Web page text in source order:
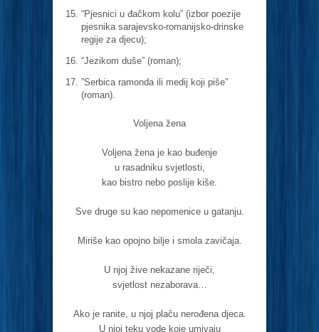
“Pjesnici u đačkom kolu” (izbor poezije
pjesnika sarajevsko-romanijsko-drinske
regije za djecu);
“Jezikom duše” (roman);
”Serbica ramonda ili medij koji piše”
(roman).
Voljena žena
Voljena žena je kao buđenje
u rasadniku svjetlosti,
kao bistro nebo poslije kiše.
Sve druge su kao nepomenice u gatanju.
Miriše kao opojno bilje i smola zavičaja.
U njoj žive nekazane riječi,
svjetlost nezaborava…
Ako je ranite, u njoj plaču nerođena djeca.
U njoj teku vode koje umivaju